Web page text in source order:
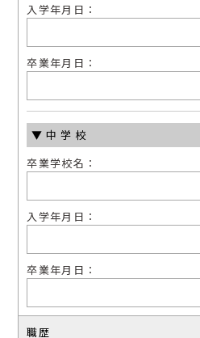
⼊学年⽉⽇：
卒業年⽉⽇：
▼中学校
卒業学校名：
⼊学年⽉⽇：
卒業年⽉⽇：
職歴